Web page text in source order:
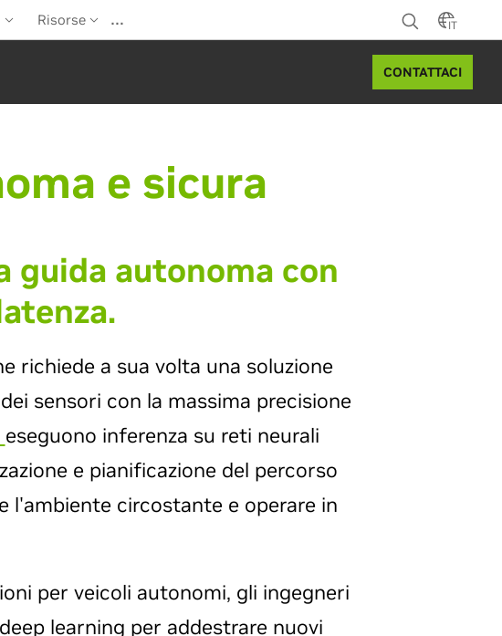
Risorse … IT
CONTATTACI
e sicura
guida autonoma con
richiede a sua volta una soluzione
sensori con la massima precisione
eseguono inferenza su reti neurali
e pianificazione del percorso
l'ambiente circostante e operare in
per veicoli autonomi, gli ingegneri
learning per addestrare nuovi